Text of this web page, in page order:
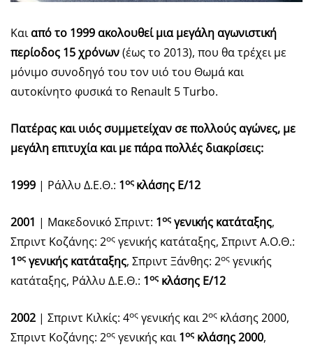
Καιαπό το 1999 ακολουθεί μια μεγάλη αγωνιστική
περίοδος 15 χρόνων(έως το 2013), που θα τρέχει με
μόνιμο συνοδηγό του τον υιό του Θωμά και
αυτοκίνητο φυσικά το Renault 5 Turbo.
Πατέρας και υιός συμμετείχαν σε πολλούς αγώνες, με
μεγάλη επιτυχία και με πάρα πολλές διακρίσεις:
1999 | Ράλλυ Δ.Ε.Θ.: 1ος κλάσης Ε/12
2001 | Μακεδονικό Σπριντ: 1ος γενικής κατάταξης,
Σπριντ Κοζάνης: 2ος γενικής κατάταξης, Σπριντ Α.Ο.Θ.:
1ος γενικής κατάταξης, Σπριντ Ξάνθης: 2ος γενικής
κατάταξης, Ράλλυ Δ.Ε.Θ.: 1ος κλάσης Ε/12
2002 | Σπριντ Κιλκίς: 4ος γενικής και 2ος κλάσης 2000,
Σπριντ Κοζάνης: 2ος γενικής και1ος κλάσης 2000,